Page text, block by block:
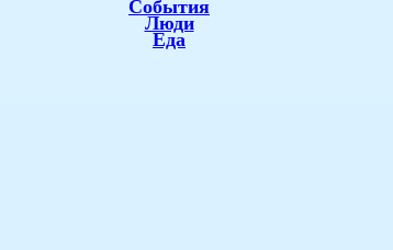
События
Люди
Еда